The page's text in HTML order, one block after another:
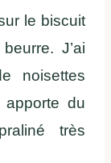
le biscuit
J’ai
noisettes
du
très